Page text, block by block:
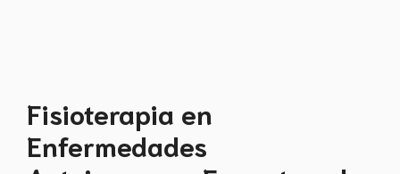
Fisioterapia en
Enfermedades